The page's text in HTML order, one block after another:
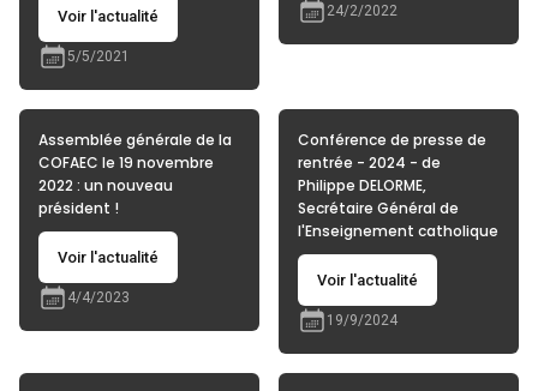
Voir l'actualité
5/5/2021
24/2/2022
Assemblée générale de la
COFAEC le 19 novembre
2022 : un nouveau
président !
Voir l'actualité
4/4/2023
Conférence de presse de
rentrée - 2024 - de
Philippe DELORME,
Secrétaire Général de
l'Enseignement catholique
Voir l'actualité
19/9/2024